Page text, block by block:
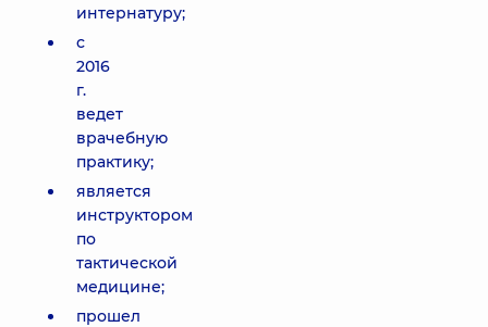
интернатуру;
с
2016
г.
ведет
врачебную
практику;
является
инструктором
по
тактической
медицине;
прошел